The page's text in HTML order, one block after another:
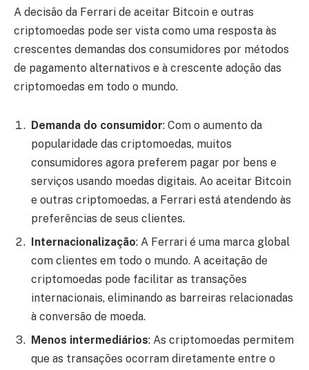
A decisão da Ferrari de aceitar Bitcoin e outras
criptomoedas pode ser vista como uma resposta às
crescentes demandas dos consumidores por métodos
de pagamento alternativos e à crescente adoção das
criptomoedas em todo o mundo.
Demanda do consumidor: Com o aumento da
popularidade das criptomoedas, muitos
consumidores agora preferem pagar por bens e
serviços usando moedas digitais. Ao aceitar Bitcoin
e outras criptomoedas, a Ferrari está atendendo às
preferências de seus clientes.
Internacionalização: A Ferrari é uma marca global
com clientes em todo o mundo. A aceitação de
criptomoedas pode facilitar as transações
internacionais, eliminando as barreiras relacionadas
à conversão de moeda.
Menos intermediários: As criptomoedas permitem
que as transações ocorram diretamente entre o